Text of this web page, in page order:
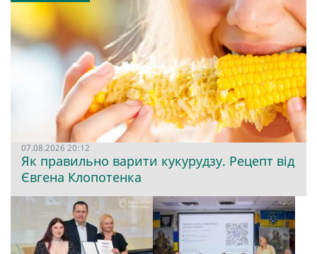
07.08.2026 20:12
Як правильно варити кукурудзу. Рецепт від
Євгена Клопотенка